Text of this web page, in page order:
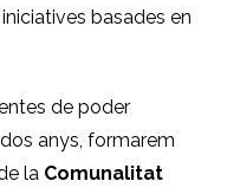
basades en
de poder
anys, formarem
la Comunalitat